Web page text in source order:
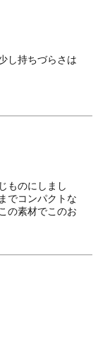
し持ちづらさは
ものにしまし
でコンパクトな
の素材でこのお